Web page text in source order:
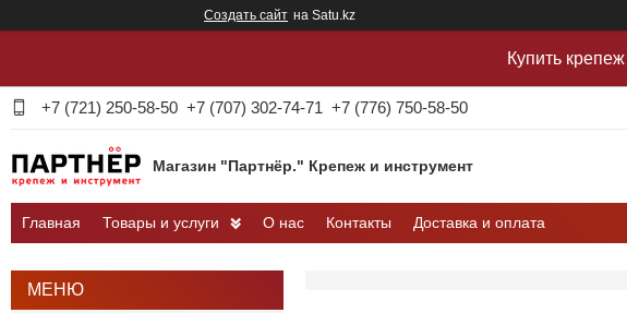
Создать сайт на Satu.kz
Купить
+7 (721) 250-58-50 +7 (707) 302-74-71 +7 (776) 750-58-50
Магазин "Партнёр." Крепеж и инструмент
Главная Товары и услуги О нас Контакты Доставка и оплата